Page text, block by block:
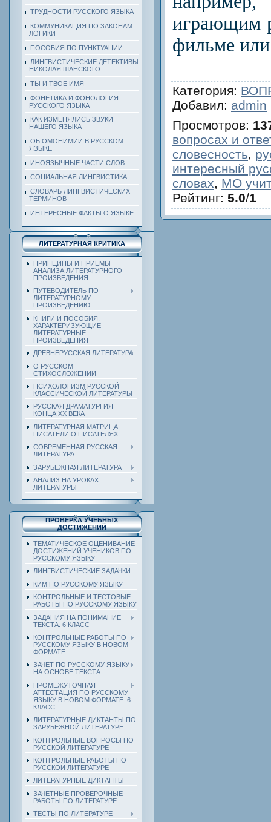
ТРУДНОСТИ РУССКОГО ЯЗЫКА
КОММУНИКАЦИЯ ПО ЗАКОНАМ
ЛОГИКИ
ПОСОБИЯ ПО ПУНКТУАЦИИ
ЛИНГВИСТИЧЕСКИЕ ДЕТЕКТИВЫ
НИКОЛАЯ ШАНСКОГО
ТЫ И ТВОЕ ИМЯ
ФОНЕТИКА И ФОНОЛОГИЯ
РУССКОГО ЯЗЫКА
КАК ИЗМЕНЯЛИСЬ ЗВУКИ
НАШЕГО ЯЗЫКА
ОБ ОМОНИМИИ В РУССКОМ
ЯЗЫКЕ
ИНОЯЗЫЧНЫЕ ЧАСТИ СЛОВ
СОЦИАЛЬНАЯ ЛИНГВИСТИКА
СЛОВАРЬ ЛИНГВИСТИЧЕСКИХ
ТЕРМИНОВ
ИНТЕРЕСНЫЕ ФАКТЫ О ЯЗЫКЕ
ЛИТЕРАТУРНАЯ КРИТИКА
ПРИНЦИПЫ И ПРИЕМЫ
АНАЛИЗА ЛИТЕРАТУРНОГО
ПРОИЗВЕДЕНИЯ
ПУТЕВОДИТЕЛЬ ПО
ЛИТЕРАТУРНОМУ
ПРОИЗВЕДЕНИЮ
КНИГИ И ПОСОБИЯ,
ХАРАКТЕРИЗУЮЩИЕ
ЛИТЕРАТУРНЫЕ
ПРОИЗВЕДЕНИЯ
ДРЕВНЕРУССКАЯ ЛИТЕРАТУРА
О РУССКОМ
СТИХОСЛОЖЕНИИ
ПСИХОЛОГИЗМ РУССКОЙ
КЛАССИЧЕСКОЙ ЛИТЕРАТУРЫ
РУССКАЯ ДРАМАТУРГИЯ
КОНЦА ХХ ВЕКА
ЛИТЕРАТУРНАЯ МАТРИЦА.
ПИСАТЕЛИ О ПИСАТЕЛЯХ
СОВРЕМЕННАЯ РУССКАЯ
ЛИТЕРАТУРА
ЗАРУБЕЖНАЯ ЛИТЕРАТУРА
АНАЛИЗ НА УРОКАХ
ЛИТЕРАТУРЫ
ПРОВЕРКА УЧЕБНЫХ
ДОСТИЖЕНИЙ
ТЕМАТИЧЕСКОЕ ОЦЕНИВАНИЕ
ДОСТИЖЕНИЙ УЧЕНИКОВ ПО
РУССКОМУ ЯЗЫКУ
ЛИНГВИСТИЧЕСКИЕ ЗАДАЧКИ
КИМ ПО РУССКОМУ ЯЗЫКУ
КОНТРОЛЬНЫЕ И ТЕСТОВЫЕ
РАБОТЫ ПО РУССКОМУ ЯЗЫКУ
ЗАДАНИЯ НА ПОНИМАНИЕ
ТЕКСТА. 6 КЛАСС
КОНТРОЛЬНЫЕ РАБОТЫ ПО
РУССКОМУ ЯЗЫКУ В НОВОМ
ФОРМАТЕ
ЗАЧЕТ ПО РУССКОМУ ЯЗЫКУ
НА ОСНОВЕ ТЕКСТА
ПРОМЕЖУТОЧНАЯ
АТТЕСТАЦИЯ ПО РУССКОМУ
ЯЗЫКУ В НОВОМ ФОРМАТЕ. 6
КЛАСС
ЛИТЕРАТУРНЫЕ ДИКТАНТЫ ПО
ЗАРУБЕЖНОЙ ЛИТЕРАТУРЕ
КОНТРОЛЬНЫЕ ВОПРОСЫ ПО
РУССКОЙ ЛИТЕРАТУРЕ
КОНТРОЛЬНЫЕ РАБОТЫ ПО
РУССКОЙ ЛИТЕРАТУРЕ
ЛИТЕРАТУРНЫЕ ДИКТАНТЫ
ЗАЧЕТНЫЕ ПРОВЕРОЧНЫЕ
РАБОТЫ ПО ЛИТЕРАТУРЕ
ТЕСТЫ ПО ЛИТЕРАТУРЕ
играющим
фильме или
Категория:
Добавил: admin
Просмотров:
вопросах и
словесность,
интересный
словах, МО
Рейтинг: 5.0/1